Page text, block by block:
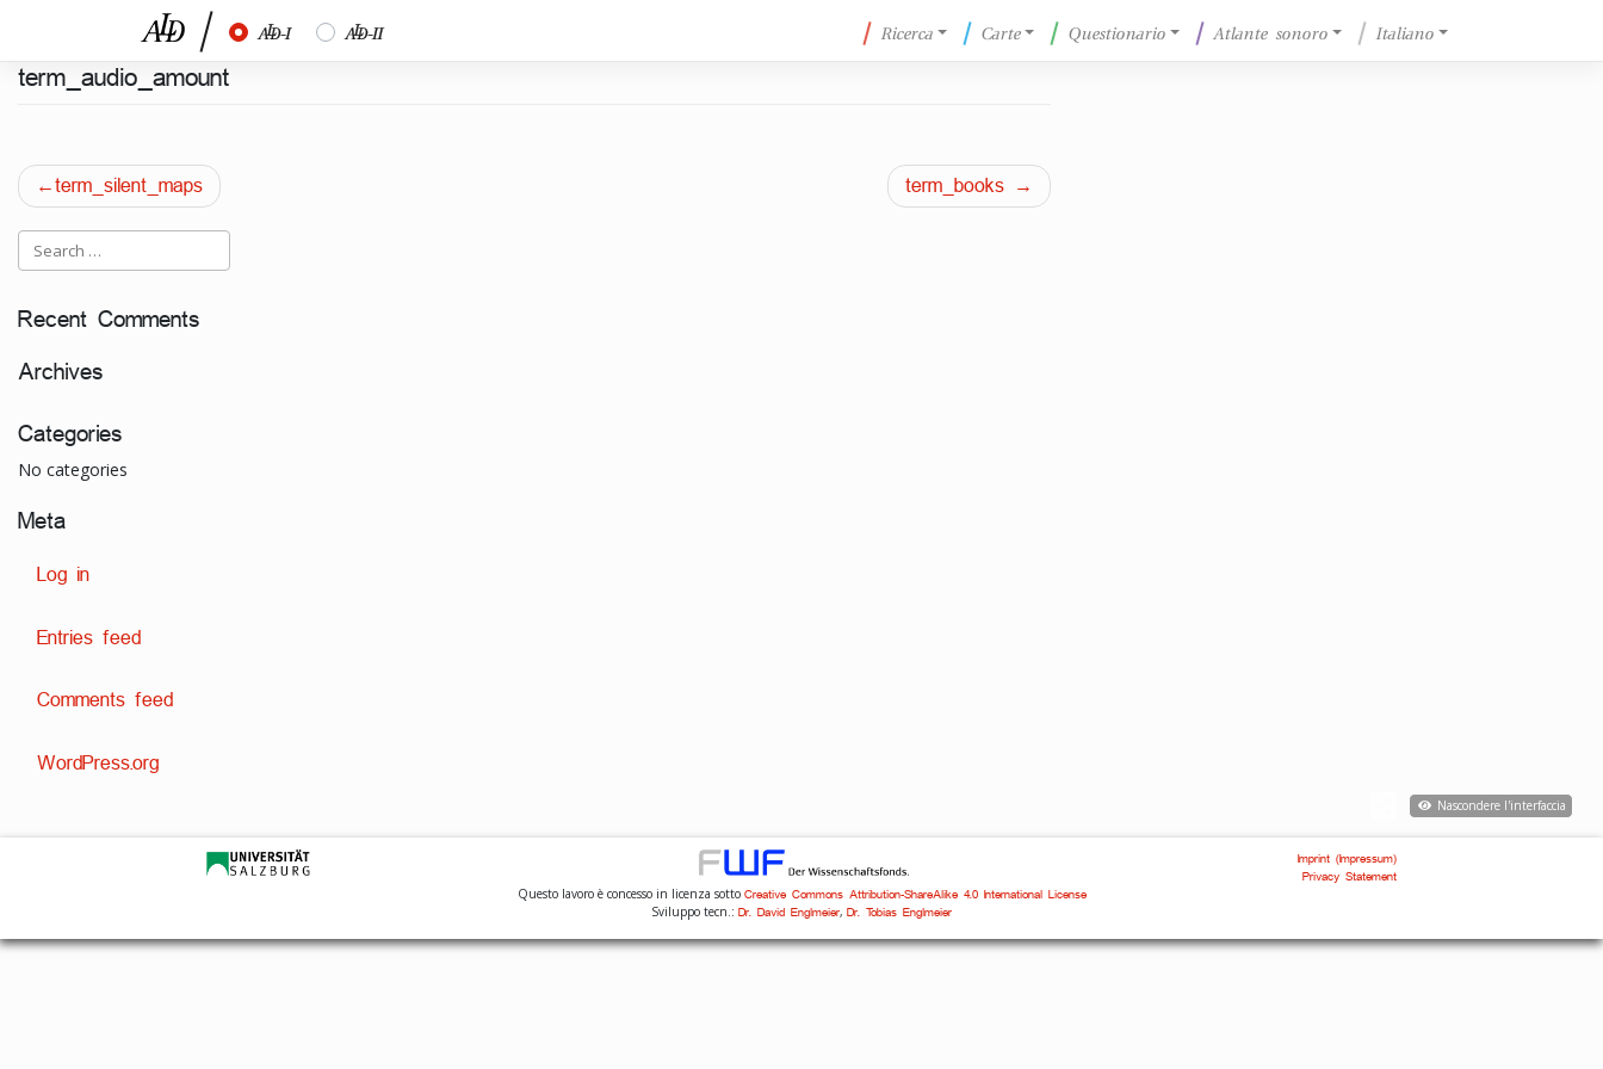
content
½ ¾ Ricerca Carte Questionario Atlante sonoro Italiano
term_audio_amount
Post
navigation
term_silent_maps term_books
Recent Comments
Archives
Categories
No categories
Meta
Log in
Entries feed
Comments feed
WordPress.org
Nascondere l'interfaccia
Imprint (Impressum)
Privacy Statement
Questo lavoro è concesso in licenza sotto Creative Commons Attribution-ShareAlike 4.0 International License
Sviluppo tecn.: Dr. David Englmeier, Dr. Tobias Englmeier